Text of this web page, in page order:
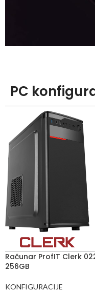
Nova
PC
Računar ProfIT Clerk
256GB
KONFIGURACIJE